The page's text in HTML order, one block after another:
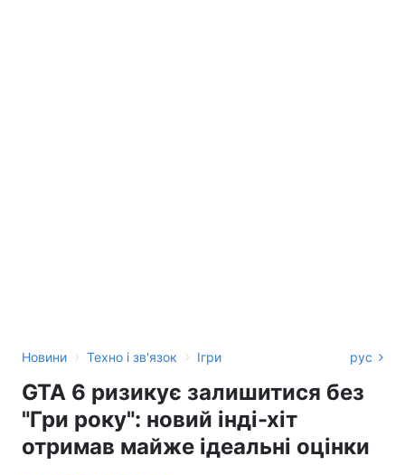
Новини › Техно і зв'язок › Ігри рус
GTA 6 ризикує залишитися без
"Гри року": новий інді-хіт
отримав майже ідеальні оцінки